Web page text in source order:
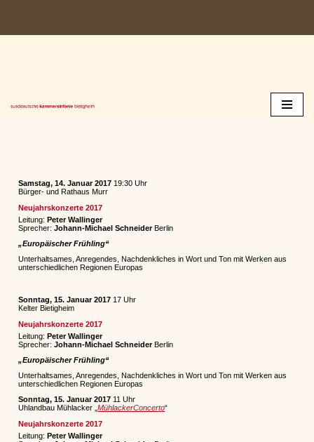
Zum
Samstag, 14. Januar 2017 19:30 Uhr
Bürger- und Rathaus Murr
Neujahrskonzerte 2017
Leitung:Peter Wallinger
Sprecher:Johann-Michael SchneiderBerlin
„Europäischer Frühling“
Unterhaltsames, Anregendes, Nachdenkliches in Wort und Ton mit Werken aus
unterschiedlichen Regionen Europas
Sonntag, 15. Januar 2017 17 Uhr
Kelter Bietigheim
Neujahrskonzerte 2017
Leitung:Peter Wallinger
Sprecher:Johann-Michael SchneiderBerlin
„Europäischer Frühling“
Unterhaltsames, Anregendes, Nachdenkliches in Wort und Ton mit Werken aus
unterschiedlichen Regionen Europas
Sonntag, 15. Januar 2017 11 Uhr
Uhlandbau Mühlacker „MühlackerConcerto“
Neujahrskonzerte 2017
Leitung:Peter Wallinger